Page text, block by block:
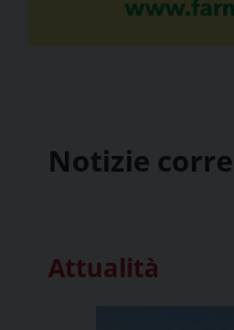
Notizie
Attualità